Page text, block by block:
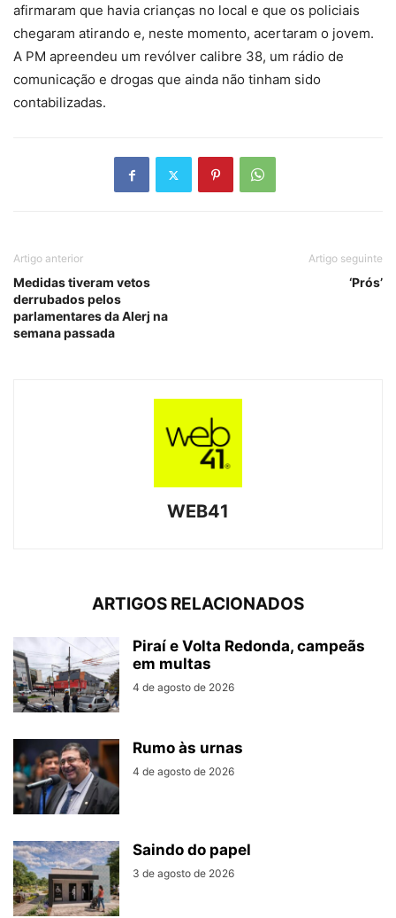
afirmaram que havia crianças no local e que os policiais
chegaram atirando e, neste momento, acertaram o jovem.
A PM apreendeu um revólver calibre 38, um rádio de
comunicação e drogas que ainda não tinham sido
contabilizadas.
Artigo anterior
Medidas tiveram vetos
derrubados pelos
parlamentares da Alerj na
semana passada
Artigo seguinte
‘Prós’
WEB41
ARTIGOS RELACIONADOS
Piraí e Volta Redonda, campeãs
em multas
4 de agosto de 2026
Rumo às urnas
4 de agosto de 2026
Saindo do papel
3 de agosto de 2026